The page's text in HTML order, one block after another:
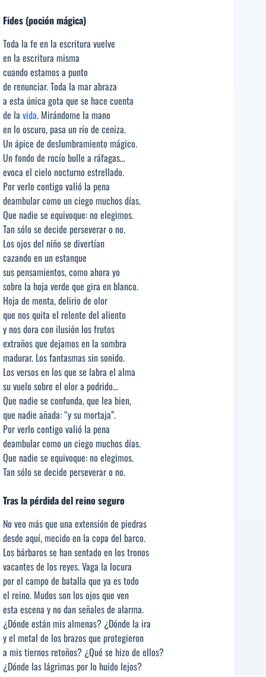
Fides (poción mágica)
Toda la fe en la escritura vuelve
en la escritura misma
cuando estamos a punto
de renunciar. Toda la mar abraza
a esta única gota que se hace cuenta
de la vida. Mirándome la mano
en lo oscuro, pasa un río de ceniza.
Un ápice de deslumbramiento mágico.
Un fondo de rocío bulle a ráfagas…
evoca el cielo nocturno estrellado.
Por verlo contigo valió la pena
deambular como un ciego muchos días.
Que nadie se equivoque: no elegimos.
Tan sólo se decide perseverar o no.
Los ojos del niño se divertían
cazando en un estanque
sus pensamientos, como ahora yo
sobre la hoja verde que gira en blanco.
Hoja de menta, delirio de olor
que nos quita el relente del aliento
y nos dora con ilusión los frutos
extraños que dejamos en la sombra
madurar. Los fantasmas sin sonido.
Los versos en los que se labra el alma
su vuelo sobre el olor a podrido…
Que nadie se confunda, que lea bien,
que nadie añada: “y su mortaja”.
Por verlo contigo valió la pena
deambular como un ciego muchos días.
Que nadie se equivoque: no elegimos.
Tan sólo se decide perseverar o no.
Tras la pérdida del reino seguro
No veo más que una extensión de piedras
desde aquí, mecido en la copa del barco.
Los bárbaros se han sentado en los tronos
vacantes de los reyes. Vaga la locura
por el campo de batalla que ya es todo
el reino. Mudos son los ojos que ven
esta escena y no dan señales de alarma.
¿Dónde están mis almenas? ¿Dónde la ira
y el metal de los brazos que protegieron
a mis tiernos retoños? ¿Qué se hizo de ellos?
¿Dónde las lágrimas por lo huido lejos?